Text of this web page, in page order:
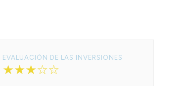
EVALUACIÓN DE LAS INVERSIONES
★★★☆☆